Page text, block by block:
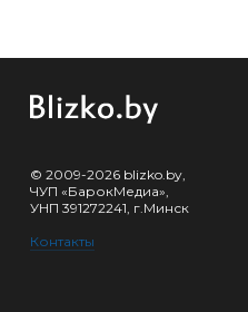
© 2009-2026 blizko.by,
ЧУП «БарокМедиа»,
УНП 391272241, г.Минск
Контакты